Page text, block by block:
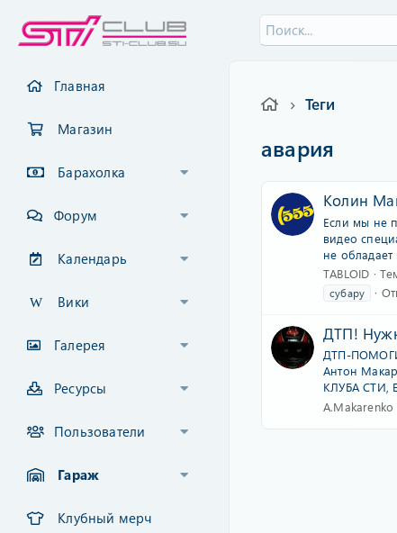
Главная
Магазин
Барахолка
Форум
Календарь
Вики
Галерея
Ресурсы
Пользователи
Гараж
Клубный мерч
Теги
авария
Колин
Если мы не
видео
не
TABLOID
субару
ДТП!
ДТП-
Антон
КЛУБА СТИ,
A.Makarenko